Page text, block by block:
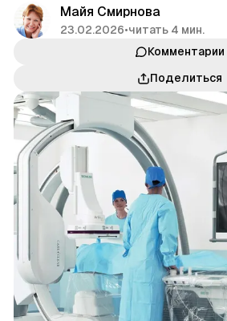
Майя Смирнова
23.02.2026•читать 4 мин.
Комментарии
Поделиться